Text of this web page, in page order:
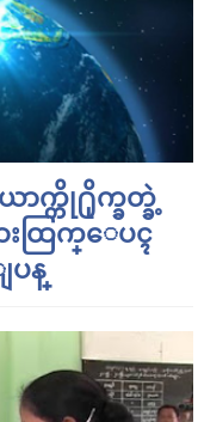
ာက္ကို႐ိုက္ခတ္ခဲ့
းထြက္ေပၚ
န္